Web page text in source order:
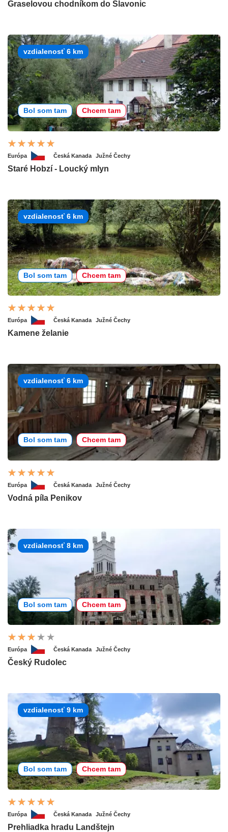
Graselovou chodníkom do Slavonic
vzdialenosť 6 km
Bol som tam Chcem tam
Európa Česká Kanada Južné Čechy
Staré Hobzí - Loucký mlyn
vzdialenosť 6 km
Bol som tam Chcem tam
Európa Česká Kanada Južné Čechy
Kamene želanie
vzdialenosť 6 km
Bol som tam Chcem tam
Európa Česká Kanada Južné Čechy
Vodná píla Penikov
vzdialenosť 8 km
Bol som tam Chcem tam
Európa Česká Kanada Južné Čechy
Český Rudolec
vzdialenosť 9 km
Bol som tam Chcem tam
Európa Česká Kanada Južné Čechy
Prehliadka hradu Landštejn